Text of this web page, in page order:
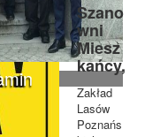
Szano
wni
Miesz
kańcy,
Zakład
Lasów
Poznańs